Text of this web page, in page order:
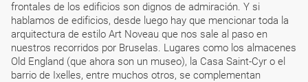
frontales de los edificios son dignos de admiración. Y si
hablamos de edificios, desde luego hay que mencionar toda la
arquitectura de estilo Art Noveau que nos sale al paso en
nuestros recorridos por Bruselas. Lugares como los almacenes
Old England (que ahora son un museo), la Casa Saint-Cyr o el
barrio de Ixelles, entre muchos otros, se complementan